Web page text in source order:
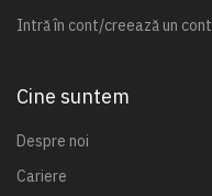
Intră în cont/creează un cont
Cine suntem
Despre noi
Cariere